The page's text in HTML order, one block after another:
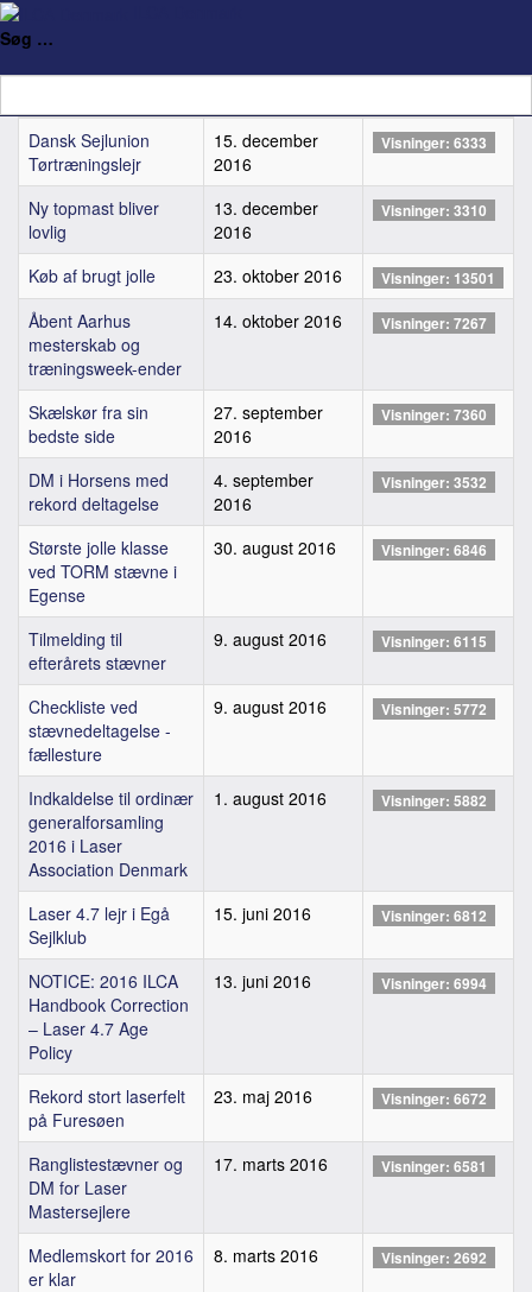
Søg …
Dansk Sejlunion
Tørtræningslejr
15. december
2016
Visninger: 6333
Ny topmast bliver
lovlig
13. december
2016
Visninger: 3310
Køb af brugt jolle 23. oktober 2016 Visninger: 13501
Åbent Aarhus
mesterskab og
træningsweek-ender
14. oktober 2016 Visninger: 7267
Skælskør fra sin
bedste side
27. september
2016
Visninger: 7360
DM i Horsens med
rekord deltagelse
4. september
2016
Visninger: 3532
Største jolle klasse
ved TORM stævne i
Egense
30. august 2016 Visninger: 6846
Tilmelding til
efterårets stævner
9. august 2016 Visninger: 6115
Checkliste ved
stævnedeltagelse -
fællesture
9. august 2016 Visninger: 5772
Indkaldelse til ordinær
generalforsamling
2016 i Laser
Association Denmark
1. august 2016 Visninger: 5882
Laser 4.7 lejr i Egå
Sejlklub
15. juni 2016 Visninger: 6812
NOTICE: 2016 ILCA
Handbook Correction
– Laser 4.7 Age
Policy
13. juni 2016 Visninger: 6994
Rekord stort laserfelt
på Furesøen
23. maj 2016 Visninger: 6672
Ranglistestævner og
DM for Laser
Mastersejlere
17. marts 2016 Visninger: 6581
Medlemskort for 2016
er klar
8. marts 2016 Visninger: 2692